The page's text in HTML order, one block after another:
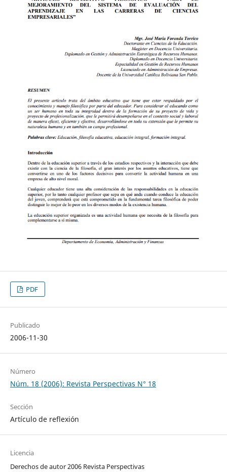
PDF
Publicado
2006-11-30
Número
Núm. 18 (2006): Revista Perspectivas N° 18
Sección
Artículo de reflexión
Licencia
Derechos de autor 2006 Revista Perspectivas